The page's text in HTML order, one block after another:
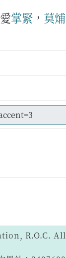
掌緊 ， 莫烳
R.O.C.